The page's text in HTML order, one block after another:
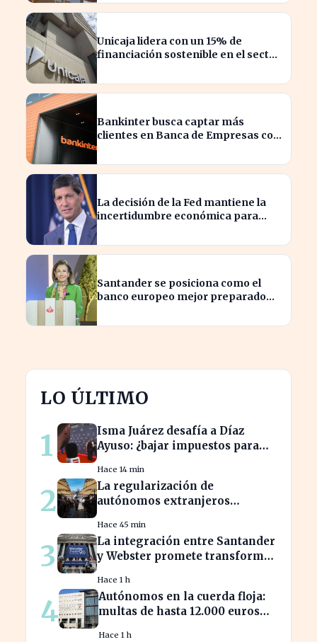
Unicaja lidera con un 15% de
financiación sostenible en el sector
Bankinter busca captar más
clientes en Banca de Empresas con
La decisión de la Fed mantiene la
incertidumbre económica para
Santander se posiciona como el
banco europeo mejor preparado
LO ÚLTIMO
1
Isma Juárez desafía a Díaz
Ayuso: ¿bajar impuestos para
Hace 14 min
2
La regularización de
autónomos extranjeros
empleo turístico
Hace 45 min
3
La integración entre Santander
y Webster promete transformar
Hace 1 h
4
Autónomos en la cuerda floja:
multas de hasta 12.000 euros
Hace 1 h